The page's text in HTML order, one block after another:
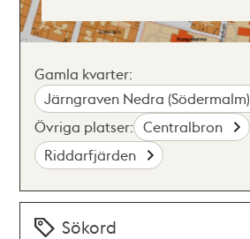
Gamla kvarter:
Järngraven Nedra (Södermalm)
Övriga platser: Centralbron
Riddarfjärden
Sökord